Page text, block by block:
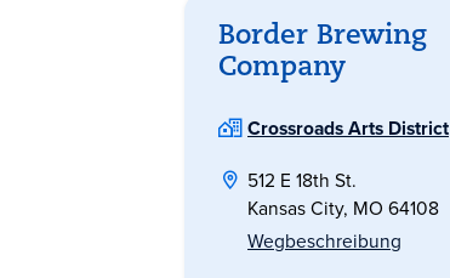
Border Brewing
Company
Crossroads Arts District
512 E 18th St.
Kansas City, MO 64108
Wegbeschreibung